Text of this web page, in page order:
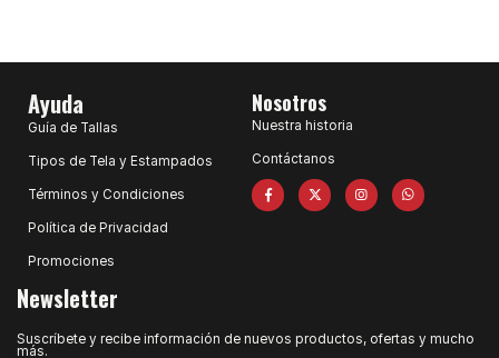
Ayuda
Guía de Tallas
Tipos de Tela y Estampados
Términos y Condiciones
Política de Privacidad
Promociones
Nosotros
Nuestra historia
Contáctanos
Newsletter
Suscríbete y recibe información de nuevos productos, ofertas y mucho
más.